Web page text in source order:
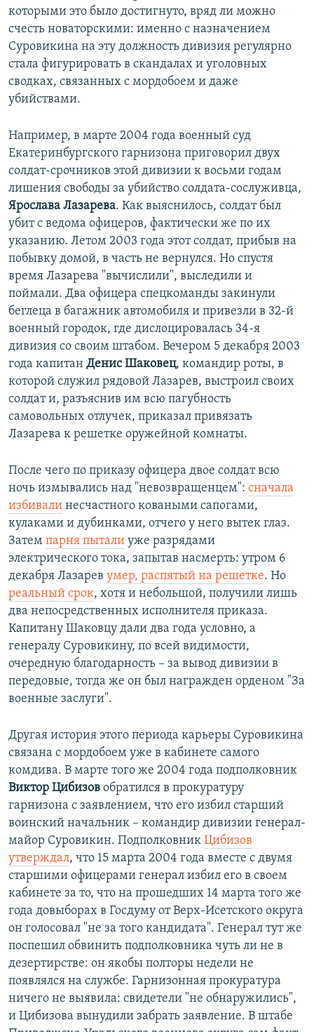
которыми это было достигнуто, вряд ли можно
счесть новаторскими: именно с назначением
Суровикина на эту должность дивизия регулярно
стала фигурировать в скандалах и уголовных
сводках, связанных с мордобоем и даже
убийствами.
Например, в марте 2004 года военный суд
Екатеринбургского гарнизона приговорил двух
солдат-срочников этой дивизии к восьми годам
лишения свободы за убийство солдата-сослуживца,
Ярослава Лазарева. Как выяснилось, солдат был
убит с ведома офицеров, фактически же по их
указанию. Летом 2003 года этот солдат, прибыв на
побывку домой, в часть не вернулся. Но спустя
время Лазарева "вычислили", выследили и
поймали. Два офицера спецкоманды закинули
беглеца в багажник автомобиля и привезли в 32-й
военный городок, где дислоцировалась 34-я
дивизия со своим штабом. Вечером 5 декабря 2003
года капитан Денис Шаковец, командир роты, в
которой служил рядовой Лазарев, выстроил своих
солдат и, разъяснив им всю пагубность
самовольных отлучек, приказал привязать
Лазарева к решетке оружейной комнаты.
После чего по приказу офицера двое солдат всю
ночь измывались над "невозвращенцем": сначала
избивали несчастного коваными сапогами,
кулаками и дубинками, отчего у него вытек глаз.
Затем парня пытали уже разрядами
электрического тока, запытав насмерть: утром 6
декабря Лазарев умер, распятый на решетке. Но
реальный срок, хотя и небольшой, получили лишь
два непосредственных исполнителя приказа.
Капитану Шаковцу дали два года условно, а
генералу Суровикину, по всей видимости,
очередную благодарность – за вывод дивизии в
передовые, тогда же он был награжден орденом "За
военные заслуги".
Другая история этого периода карьеры Суровикина
связана с мордобоем уже в кабинете самого
комдива. В марте того же 2004 года подполковник
Виктор Цибизов обратился в прокуратуру
гарнизона с заявлением, что его избил старший
воинский начальник – командир дивизии генерал-
майор Суровикин. Подполковник Цибизов
утверждал, что 15 марта 2004 года вместе с двумя
старшими офицерами генерал избил его в своем
кабинете за то, что на прошедших 14 марта того же
года довыборах в Госдуму от Верх-Исетского округа
он голосовал "не за того кандидата". Генерал тут же
поспешил обвинить подполковника чуть ли не в
дезертирстве: он якобы полторы недели не
появлялся на службе. Гарнизонная прокуратура
ничего не выявила: свидетели "не обнаружились",
и Цибизова вынудили забрать заявление. В штабе